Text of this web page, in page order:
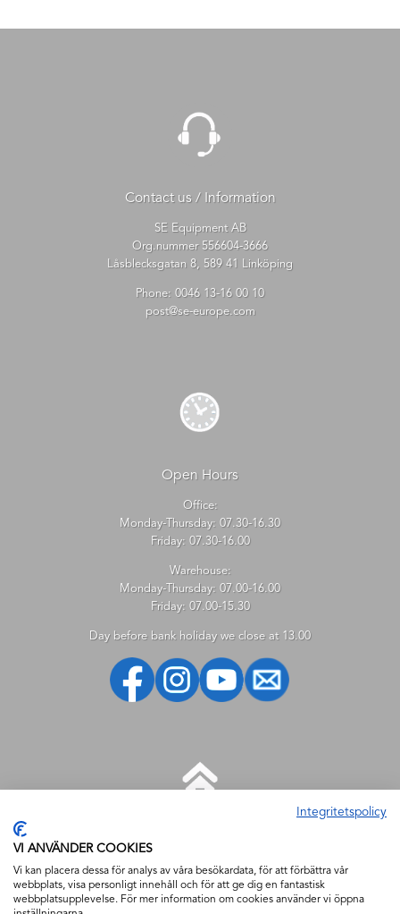
Contact us / Information
SE Equipment AB
Org.nummer 556604-3666
Låsblecksgatan 8, 589 41 Linköping
Phone: 0046 13-16 00 10
post@se-europe.com
Open Hours
Office:
Monday-Thursday: 07.30-16.30
Friday: 07.30-16.00
Warehouse:
Monday-Thursday: 07.00-16.00
Friday: 07.00-15.30
Day before bank holiday we close at 13.00
New customer
How to shop
Integritetspolicy
VI ANVÄNDER COOKIES
Vi kan placera dessa för analys av våra besökardata, för att förbättra vår
webbplats, visa personligt innehåll och för att ge dig en fantastisk
webbplatsupplevelse. För mer information om cookies använder vi öppna